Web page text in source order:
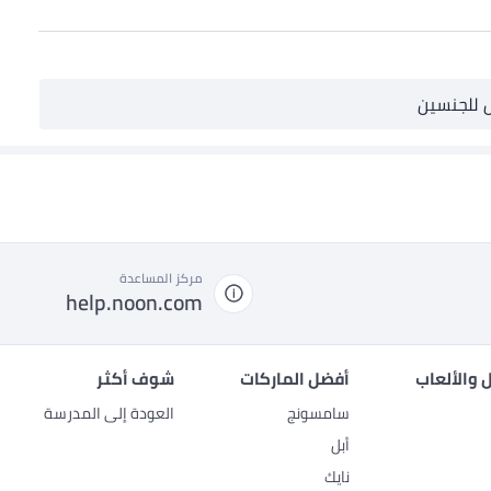
للجنسين
مركز المساعدة
help.noon.com
أفضل الماركات
سامسونج
أبل
نايك
شوف أكثر
العودة إلى المدرسة